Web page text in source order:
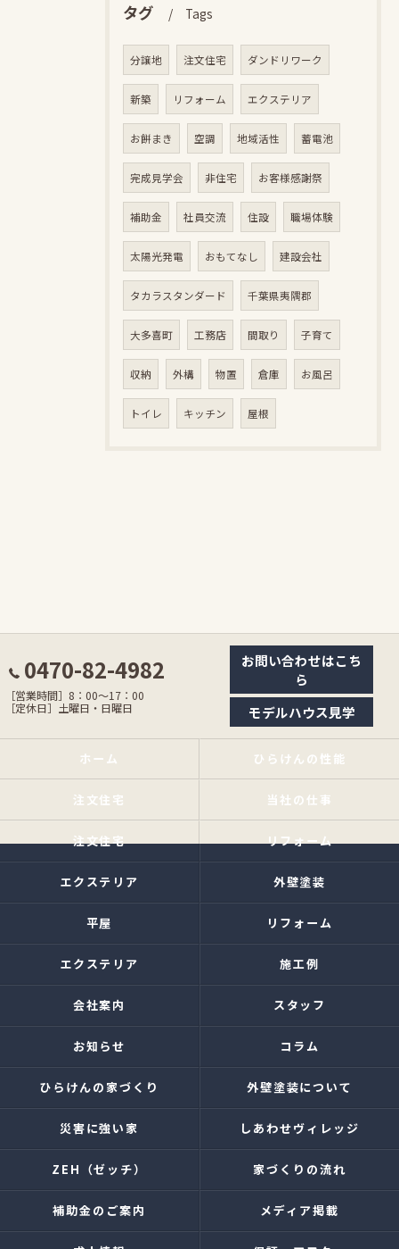
タグ Tags
分譲地 注文住宅 ダンドリワーク
新築 リフォーム エクステリア
お餅まき 空調 地域活性 蓄電池
完成見学会 非住宅 お客様感謝祭
補助金 社員交流 住設 職場体験
太陽光発電 おもてなし 建設会社
タカラスタンダード 千葉県夷隅郡
大多喜町 工務店 間取り 子育て
収納 外構 物置 倉庫 お風呂
トイレ キッチン 屋根
0470-82-4982
［営業時間］8：00〜17：00
［定休日］土曜日・日曜日
お問い合わせはこち
ら
モデルハウス見学
ホーム ひらけんの性能
注文住宅 当社の仕事
注文住宅 リフォーム
エクステリア 外壁塗装
平屋 リフォーム
エクステリア 施工例
会社案内 スタッフ
お知らせ コラム
ひらけんの家づくり 外壁塗装について
災害に強い家 しあわせヴィレッジ
ZEH（ゼッチ） 家づくりの流れ
補助金のご案内 メディア掲載